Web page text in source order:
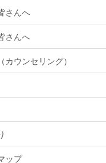
さんへ
さんへ
カウンセリング）
ップ